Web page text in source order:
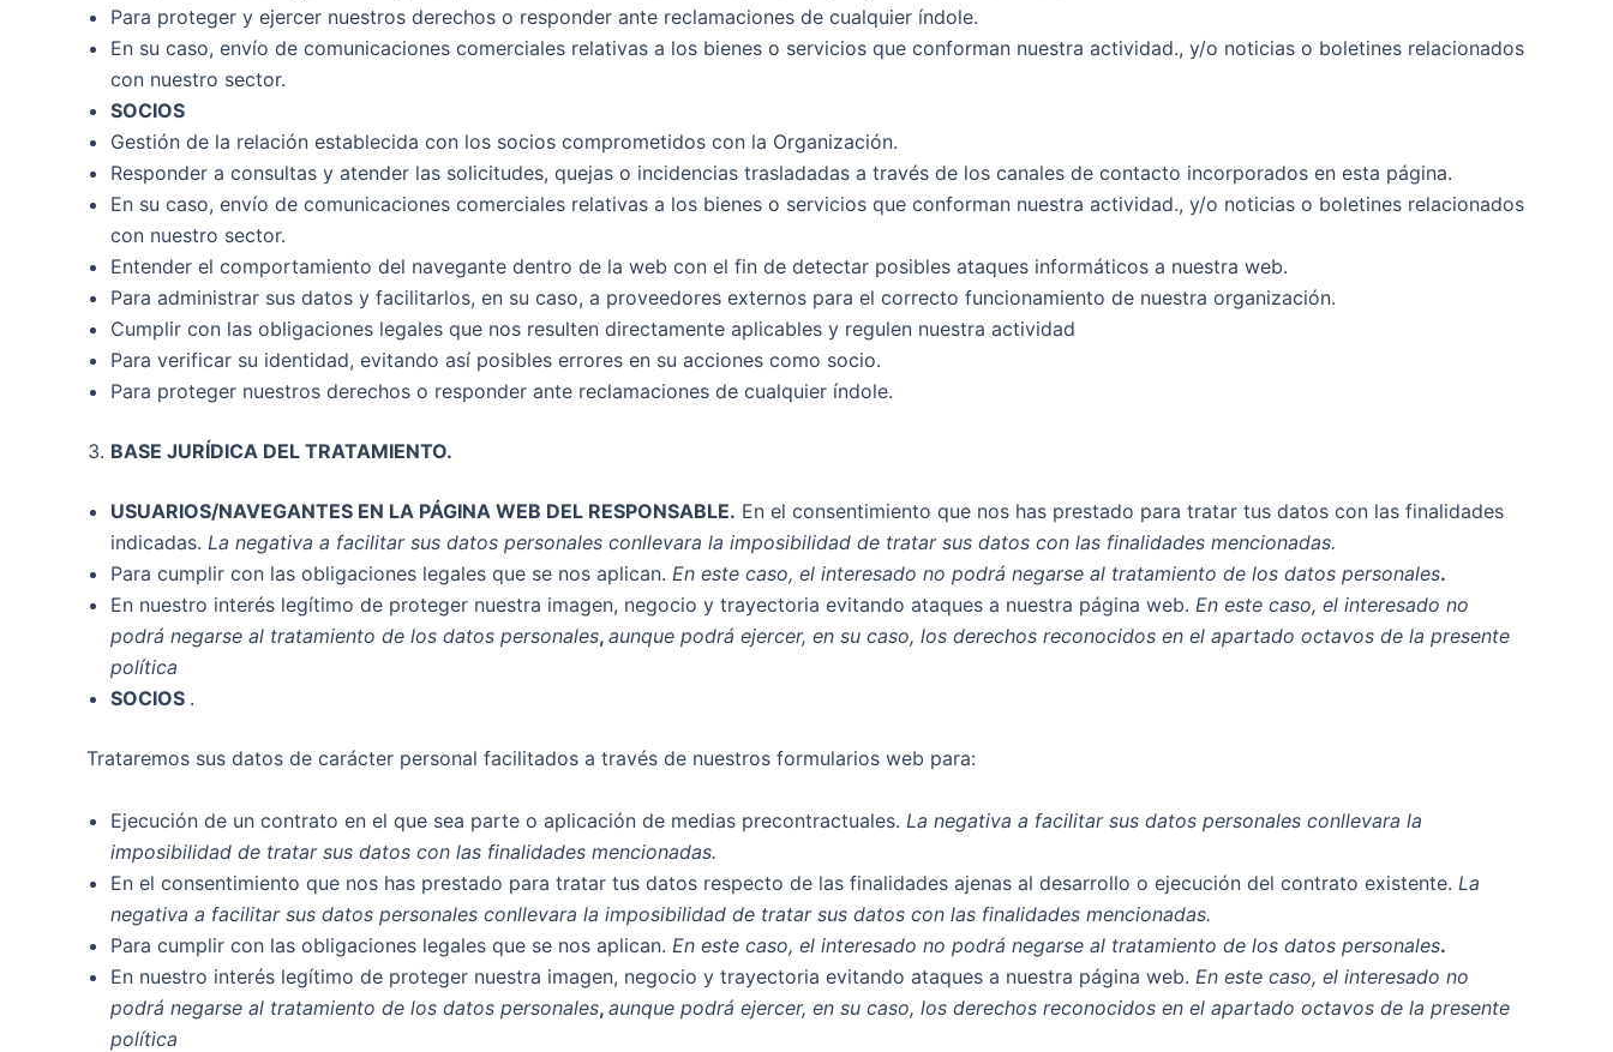
Para proteger y ejercer nuestros derechos o responder ante reclamaciones de cualquier índole.
En su caso, envío de comunicaciones comerciales relativas a los bienes o servicios que conforman nuestra actividad., y/o noticias o boletines relacionados
con nuestro sector.
SOCIOS
Gestión de la relación establecida con los socios comprometidos con la Organización.
Responder a consultas y atender las solicitudes, quejas o incidencias trasladadas a través de los canales de contacto incorporados en esta página.
En su caso, envío de comunicaciones comerciales relativas a los bienes o servicios que conforman nuestra actividad., y/o noticias o boletines relacionados
con nuestro sector.
Entender el comportamiento del navegante dentro de la web con el fin de detectar posibles ataques informáticos a nuestra web.
Para administrar sus datos y facilitarlos, en su caso, a proveedores externos para el correcto funcionamiento de nuestra organización.
Cumplir con las obligaciones legales que nos resulten directamente aplicables y regulen nuestra actividad
Para verificar su identidad, evitando así posibles errores en su acciones como socio.
Para proteger nuestros derechos o responder ante reclamaciones de cualquier índole.
BASE JURÍDICA DEL TRATAMIENTO.
USUARIOS/NAVEGANTES EN LA PÁGINA WEB DEL RESPONSABLE. En el consentimiento que nos has prestado para tratar tus datos con las finalidades
indicadas. La negativa a facilitar sus datos personales conllevara la imposibilidad de tratar sus datos con las finalidades mencionadas.
Para cumplir con las obligaciones legales que se nos aplican. En este caso, el interesado no podrá negarse al tratamiento de los datos personales.
En nuestro interés legítimo de proteger nuestra imagen, negocio y trayectoria evitando ataques a nuestra página web. En este caso, el interesado no
podrá negarse al tratamiento de los datos personales, aunque podrá ejercer, en su caso, los derechos reconocidos en el apartado octavos de la presente
política
SOCIOS .
Trataremos sus datos de carácter personal facilitados a través de nuestros formularios web para:
Ejecución de un contrato en el que sea parte o aplicación de medias precontractuales. La negativa a facilitar sus datos personales conllevara la
imposibilidad de tratar sus datos con las finalidades mencionadas.
En el consentimiento que nos has prestado para tratar tus datos respecto de las finalidades ajenas al desarrollo o ejecución del contrato existente. La
negativa a facilitar sus datos personales conllevara la imposibilidad de tratar sus datos con las finalidades mencionadas.
Para cumplir con las obligaciones legales que se nos aplican. En este caso, el interesado no podrá negarse al tratamiento de los datos personales.
En nuestro interés legítimo de proteger nuestra imagen, negocio y trayectoria evitando ataques a nuestra página web. En este caso, el interesado no
podrá negarse al tratamiento de los datos personales, aunque podrá ejercer, en su caso, los derechos reconocidos en el apartado octavos de la presente
política